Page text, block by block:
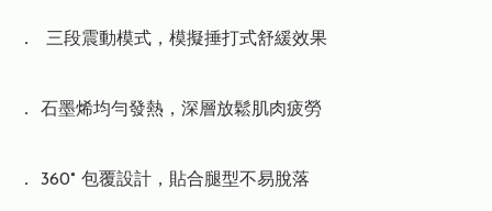
．  三段震動模式，模擬捶打式舒緩效果
． 石墨烯均勻發熱，深層放鬆肌肉疲勞
． 360° 包覆設計，貼合腿型不易脫落